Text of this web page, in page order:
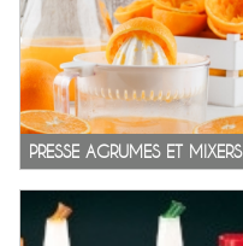
PRESSE AGRUMES ET MIXERS